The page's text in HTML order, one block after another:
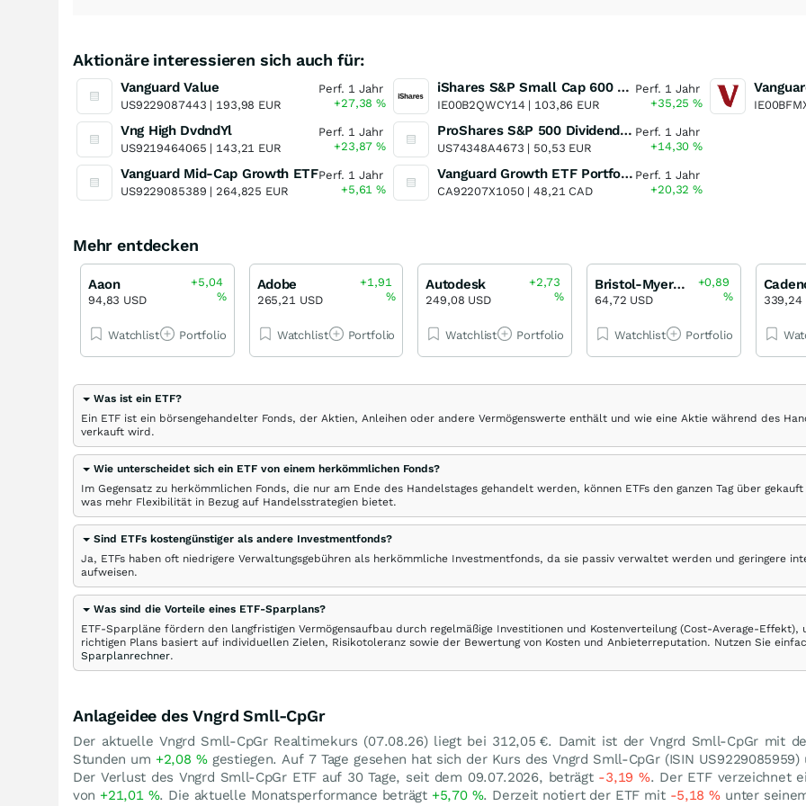
Aktionäre interessieren sich auch für:
Vanguard Value
US9229087443 | 193,98 EUR
Perf. 1 Jahr
+27,38%
Vng High DvdndYl
US9219464065 | 143,21 EUR
Perf. 1 Jahr
+23,87%
Vanguard Mid-Cap Growth ETF
US9229085389 | 264,825 EUR
Perf. 1 Jahr
+5,61%
iShares S&P Small Cap 600 UCITS ETF
IE00B2QWCY14 | 103,86 EUR
Perf. 1 Jahr
+35,25%
ProShares S&P 500 Dividend Aristocrats
US74348A4673 | 50,53 EUR
Perf. 1 Jahr
+14,30%
Vanguard Growth ETF Portfolio
CA92207X1050 |48,21 CAD
Perf. 1 Jahr
+20,32%
Mehr entdecken
Aaon
94,83 USD
+5,04
%
Watchlist Portfolio
Adobe
265,21 USD
+1,91
%
Watchlist Portfolio
Autodesk
249,08 USD
+2,73
%
Watchlist Portfolio
Bristol-Myers Squibb
64,72 USD
+0,89
%
Watchlist Portfolio
339,24
Was ist ein ETF?
Ein ETF ist ein börsengehandelter Fonds, der Aktien, Anleihen oder andere Vermögenswerte enthält und wie eine Aktie während des
verkauft wird.
Wie unterscheidet sich ein ETF von einem herkömmlichen Fonds?
Im Gegensatz zu herkömmlichen Fonds, die nur am Ende des Handelstages gehandelt werden, können ETFs den ganzen Tag über
was mehr Flexibilität in Bezug auf Handelsstrategien bietet.
Sind ETFs kostengünstiger als andere Investmentfonds?
Ja, ETFs haben oft niedrigere Verwaltungsgebühren als herkömmliche Investmentfonds, da sie passiv verwaltet werden und geringere
aufweisen.
Was sind die Vorteile eines ETF-Sparplans?
ETF-Sparpläne fördern den langfristigen Vermögensaufbau durch regelmäßige Investitionen und Kostenverteilung (Cost-Average-Effekt),
richtigen Plans basiert auf individuellen Zielen, Risikotoleranz sowie der Bewertung von Kosten und Anbieterreputation. Nutzen Sie
Sparplanrechner.
Anlageidee des Vngrd Smll-CpGr
Der aktuelle Vngrd Smll-CpGr Realtimekurs (07.08.26) liegt bei 312,05 €. Damit ist der Vngrd Smll-CpGr mit
Stunden um +2,08 %gestiegen. Auf 7 Tage gesehen hat sich der Kurs des Vngrd Smll-CpGr (ISIN US9229085959)
Der Verlust des Vngrd Smll-CpGr ETF auf 30 Tage, seit dem 09.07.2026, beträgt -3,19 %. Der ETF verzeichnet
von +21,01 %. Die aktuelle Monatsperformance beträgt +5,70 %. Derzeit notiert der ETF mit -5,18%unter